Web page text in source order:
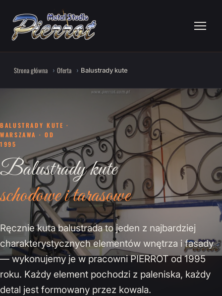
Strona główna Oferta Balustrady kute
BALUSTRADY KUTE ·
WARSZAWA · OD
1995
Balustrady kute
schodowe i tarasowe
Ręcznie kuta balustrada to jeden z najbardziej
charakterystycznych elementów wnętrza i fasady
— wykonujemy je w pracowni PIERROT od 1995
roku. Każdy element pochodzi z paleniska, każdy
detal jest formowany przez kowala.